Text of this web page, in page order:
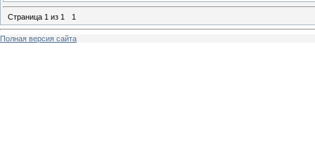
Страница 1 из 1 1
Полная версия сайта